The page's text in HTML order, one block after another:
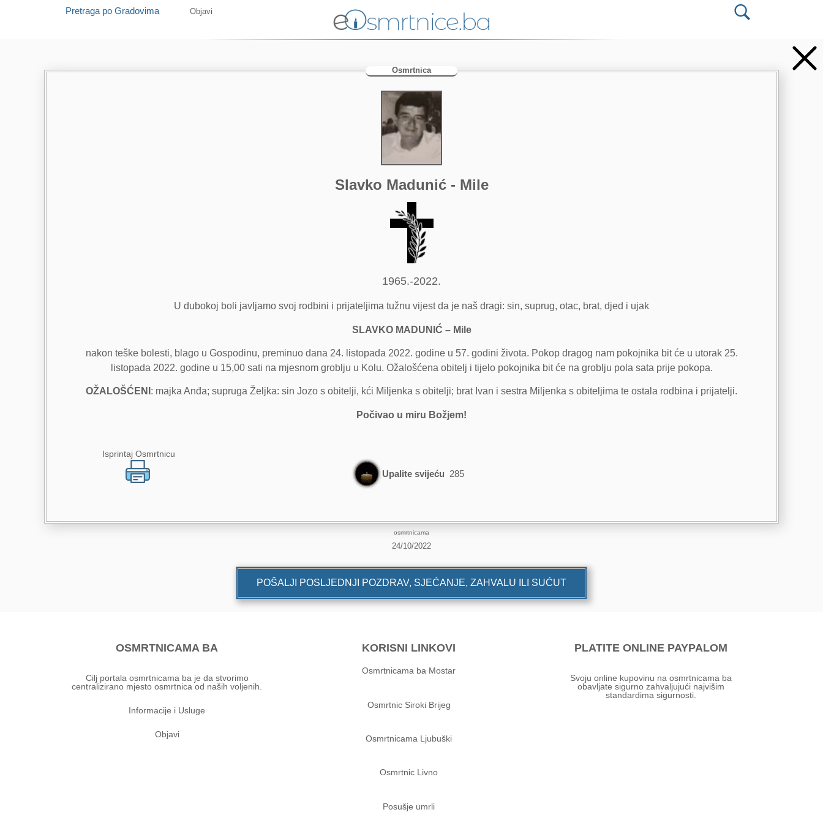
Pretraga po Gradovima Objavi
Osmrtnica
Slavko Madunić - Mile
1965.-2022.
U dubokoj boli javljamo svoj rodbini i prijateljima tužnu vijest da je naš dragi: sin, suprug, otac, brat, djed i ujak
SLAVKO MADUNIĆ – Mile
nakon teške bolesti, blago u Gospodinu, preminuo dana 24. listopada 2022. godine u 57. godini života. Pokop dragog nam pokojnika bit će u utorak 25.
listopada 2022. godine u 15,00 sati na mjesnom groblju u Kolu. Ožalošćena obitelj i tijelo pokojnika bit će na groblju pola sata prije pokopa.
OŽALOŠĆENI : majka Anđa; supruga Željka: sin Jozo s obitelji, kći Miljenka s obitelji; brat Ivan i sestra Miljenka s obiteljima te ostala rodbina i prijatelji.
Počivao u miru Božjem!
Isprintaj Osmrtnicu
Upalite svijeću 285
osmrtnicama
24/10/2022
POŠALJI POSLJEDNJI POZDRAV, SJEĆANJE, ZAHVALU ILI SUĆUT
OSMRTNICAMA BA
Cilj portala osmrtnicama ba je da stvorimo
centralizirano mjesto osmrtnica od naših voljenih.
Informacije i Usluge
Objavi
KORISNI LINKOVI
Osmrtnicama ba Mostar
Osmrtnic Siroki Brijeg
Osmrtnicama Ljubuški
Osmrtnic Livno
Posušje umrli
PLATITE ONLINE PAYPALOM
Svoju online kupovinu na osmrtnicama ba
obavljate sigurno zahvaljujući najvišim
standardima sigurnosti.